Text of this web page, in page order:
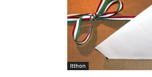
Itthon